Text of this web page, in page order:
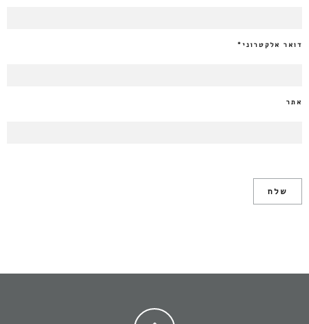
דואר אלקטרוני *
אתר